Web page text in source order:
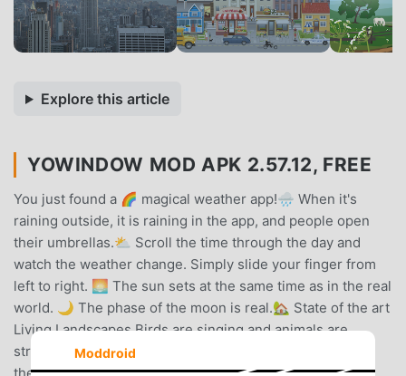
Explore this article
YOWINDOW MOD APK 2.57.12, FREE
You just found a 🌈 magical weather app!🌧️ When it's
raining outside, it is raining in the app, and people open
their umbrellas.⛅ Scroll the time through the day and
watch the weather change. Simply slide your finger from
left to right. 🌅 The sun sets at the same time as in the real
world. 🌙 The phase of the moon is real.🏡 State of the art
Living Landscapes.Birds are singing and animals are
strolling about in the Village. People and cars abound in
Moddroid